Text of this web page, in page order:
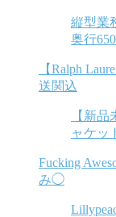
縦型業
奥行
【Ralph
送関込
【新
ャケッ
Fucking
み◯